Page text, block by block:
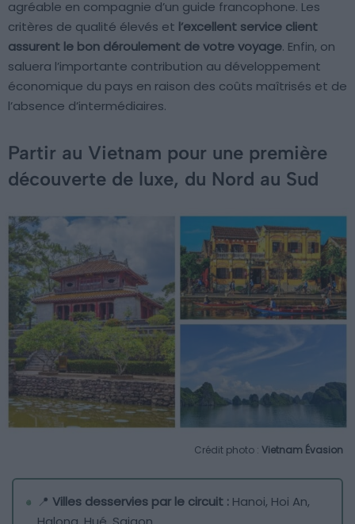
agréable en compagnie d’un guide francophone. Les
critères de qualité élevés et l’excellent service client
assurent le bon déroulement de votre voyage. Enfin, on
saluera l’importante contribution au développement
économique du pays en raison des coûts maîtrisés et de
l’absence d’intermédiaires.
Partir au Vietnam pour une première
découverte de luxe, du Nord au Sud
Crédit photo : Vietnam Évasion
📍 Villes desservies par le circuit : Hanoi, Hoi An,